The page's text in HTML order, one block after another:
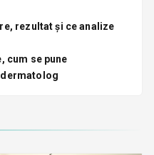
rezultat și ce analize
cum se pune